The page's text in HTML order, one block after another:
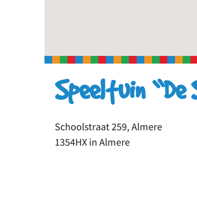
Speeltuin “De
Schoolstraat 259, Almere
1354HX in Almere